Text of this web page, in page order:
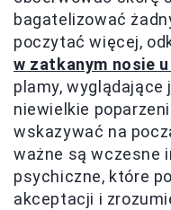
bagatelizować
poczytać więcej,
w zatkanym nosie
plamy, wyglądające
niewielkie
wskazywać na
ważne są wczesne
psychiczne, które
akceptacji i